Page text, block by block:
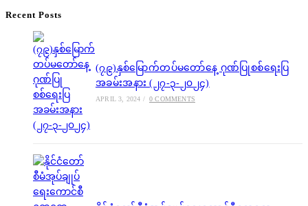
new
new
in
in
new
tab
Recent Posts
(၇၉)နှစ်မြောက်တပ်မတော်နေ့ ဂုဏ်ပြုစစ်ရေးပြ
အခမ်းအနား (၂၇-၃-၂၀၂၄)
APRIL 3, 2024 / 0 COMMENTS